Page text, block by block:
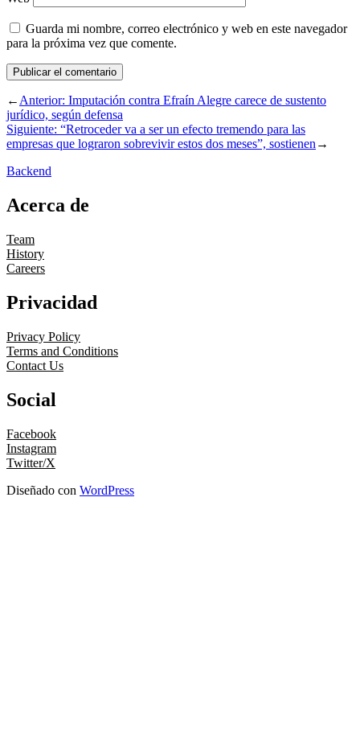
Guarda mi nombre, correo electrónico y web en este navegador
para la próxima vez que comente.
←Anterior: Imputación contra Efraín Alegre carece de sustento
jurídico, según defensa
Siguiente: “Retroceder va a ser un efecto tremendo para las
empresas que lograron sobrevivir estos dos meses”, sostienen→
Backend
Acerca de
Team
History
Careers
Privacidad
Privacy Policy
Terms and Conditions
Contact Us
Social
Facebook
Instagram
Twitter/X
Diseñado con WordPress